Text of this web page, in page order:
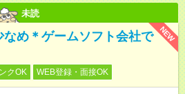
未読
NEW
め＊ゲームソフト会社で
クOK WEB登録・面接OK